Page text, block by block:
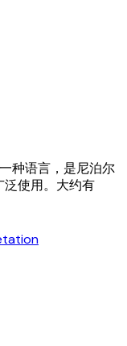
种语言，是尼泊尔
泛使用。大约有